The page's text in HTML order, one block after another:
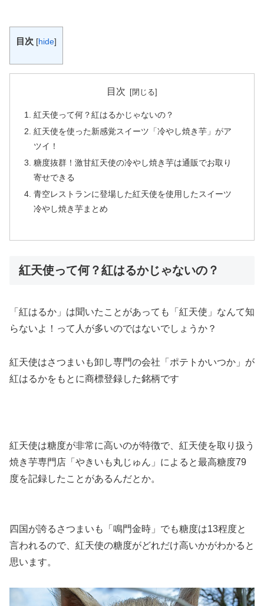
目次 [hide]
目次
紅天使って何？紅はるかじゃないの？
紅天使を使った新感覚スイーツ「冷やし焼き芋」がア
ツイ！
糖度抜群！激甘紅天使の冷やし焼き芋は通販でお取り
寄せできる
青空レストランに登場した紅天使を使用したスイーツ
冷やし焼き芋まとめ
紅天使って何？紅はるかじゃないの？
「紅はるか」は聞いたことがあっても「紅天使」なんて知
らないよ！って人が多いのではないでしょうか？
紅天使はさつまいも卸し専門の会社「ポテトかいつか」が
紅はるかをもとに商標登録した銘柄です
紅天使は糖度が非常に高いのが特徴で、紅天使を取り扱う
焼き芋専門店「やきいも丸じゅん」によると最高糖度79
度を記録したことがあるんだとか。
四国が誇るさつまいも「鳴門金時」でも糖度は13程度と
言われるので、紅天使の糖度がどれだけ高いかがわかると
思います。